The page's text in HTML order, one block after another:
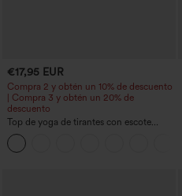
€17,95 EUR
Compra 2 y obtén un 10% de descuento
| Compra 3 y obtén un 20% de
descuento
Top de yoga de tirantes con escote
redondo, fruncido y tacto fresco -
UPF50+